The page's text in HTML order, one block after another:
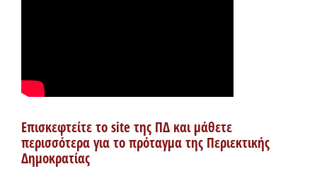
Επισκεφτείτε το site της ΠΔ και μάθετε
περισσότερα για το πρόταγμα της Περιεκτικής
Δημοκρατίας